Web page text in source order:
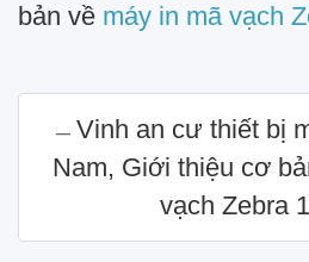
bản về máy in mã vạch
Vinh an cư thiết bị
Nam, Giới thiệu cơ
vạch Zebra